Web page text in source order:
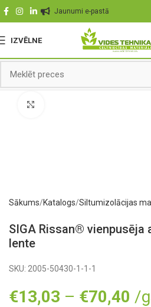
Jaunumi e-pastā
IZVĒLNE
Sākums Katalogs Siltumizolācijas
SIGA Rissan® vienpusēja
lente
SKU: 2005-50430-1-1-1
€13,03 – €70,40 /